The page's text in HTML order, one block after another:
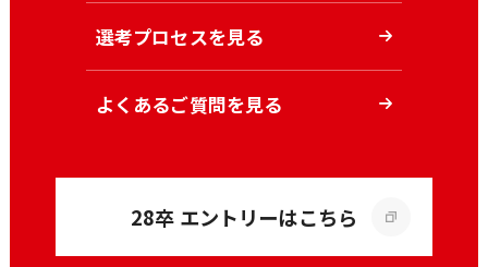
選考プロセスを見る
よくあるご質問を見る
28卒 エントリーはこちら